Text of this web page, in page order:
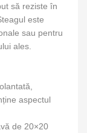
să reziste în
este
sau pentru
ales.
aspectul
de 20×20